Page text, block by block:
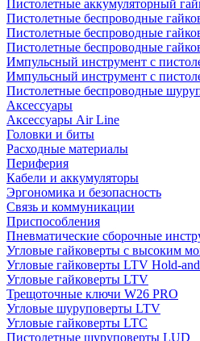
Пистолетные аккумуляторный
Пистолетные беспроводные
Пистолетные беспроводные
Пистолетные беспроводные
Импульсный инструмент с
Импульсный инструмент с
Пистолетные беспроводные
Аксессуары
Аксессуары Air Line
Головки и биты
Расходные материалы
Периферия
Кабели и аккумуляторы
Эргономика и безопасность
Связь и коммуникации
Приспособления
Пневматические сборочные
Угловые гайковерты с высоким
Угловые гайковерты LTV Hold-
Угловые гайковерты LTV
Трещоточные ключи W26 PRO
Угловые шуруповерты LTV
Угловые гайковерты LTC
Пистолетные шуруповерты LUD